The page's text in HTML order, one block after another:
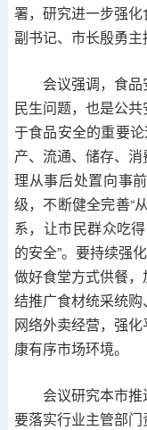
署，研究进一步强
副书记、市长殷勇主
会议强调，食
民生问题，也是公
于食品安全的重要
产、流通、储存、
理从事后处置向事
级，不断健全完善“
系，让市民群众吃
的安全”。要持续强
做好食堂方式供餐
结推广食材统采统
网络外卖经营，强
康有序市场环境。
会议研究本市推
要落实行业主管部门